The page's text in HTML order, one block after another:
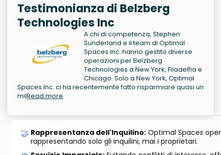
Testimonianza di Belzberg
Technologies Inc
A chi di competenza, Stephen
Sunderland e il team di Optimal
Spaces Inc. hanno gestito diverse
operazioni per Belzberg
Technologies a New York, Filadelfia e
Chicago. Solo a New York, Optimal
Spaces Inc. ci ha recentemente fatto risparmiare quasi un
milRead more
🤝 Rappresentanza dell'Inquilino: Optimal Spaces
rappresentando solo gli inquilini, mai i proprietari.